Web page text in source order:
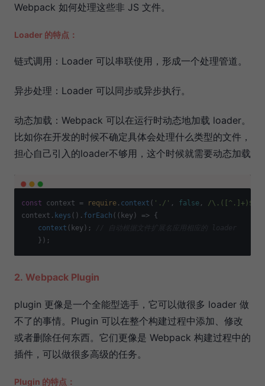
Webpack 如何处理这些非 JS 文件。
Loader 的特点：
链式调用：Loader 可以串联使用，形成一个处理管道。
异步处理：Loader 可以同步或异步执行。
动态加载：Webpack 可以在运行时动态地加载 loader。
比如你在开发的时候不确定具体会处理什么类型的文件，
担心自己引入的loader不够用，这个时候就需要动态加载
const context = require . context ( './' , false , /\.([^.]+)$/
context. keys (). forEach ( ( key) => {
context (key);
// 自动根据文件扩展名应用相应的 loader
2. Webpack Plugin
plugin 更像是一个全能型选手，它可以做很多 loader 做
不了的事情。Plugin 可以在整个构建过程中添加、修改
或者删除任何东西。它们更像是 Webpack 构建过程中的
插件，可以做很多高级的任务。
Plugin 的特点：